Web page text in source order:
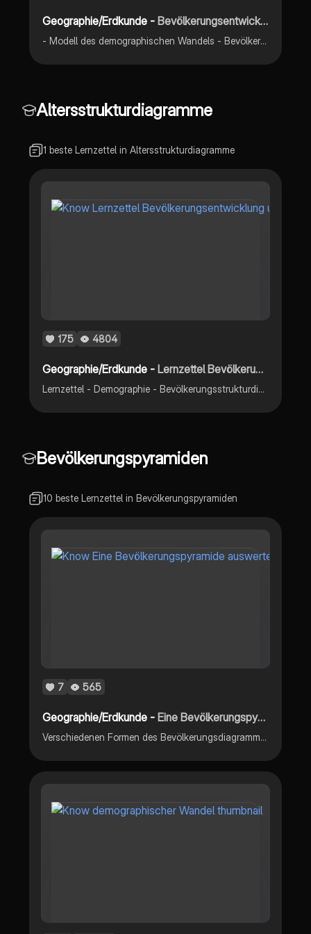
Geographie/Erdkunde -Bevölkerungsentwicklung und demographischer Wandel
- Modell des demographischen Wandels - Bevölkerungsentwichklung - Bevölkerungsstruktur - Bevölkerungsverteilung - Bevölkerungs- und Alterspyramiden (mit Anwendung auf Deutschland)
Altersstrukturdiagramme
1 beste Lernzettel in Altersstrukturdiagramme
175 4804
Geographie/Erdkunde -Lernzettel Bevölkerungsentwicklung und Migration
Lernzettel - Demographie - Bevölkerungsstrukturdiagramme - Migration und Mobilität
Bevölkerungspyramiden
10 beste Lernzettel in Bevölkerungspyramiden
7 565
Geographie/Erdkunde -Eine Bevölkerungspyramide auswerten
Verschiedenen Formen des Bevölkerungsdiagrammes und wie man eine Bevölkerungsdiagramm schritt-für-schritt auswertet❤️